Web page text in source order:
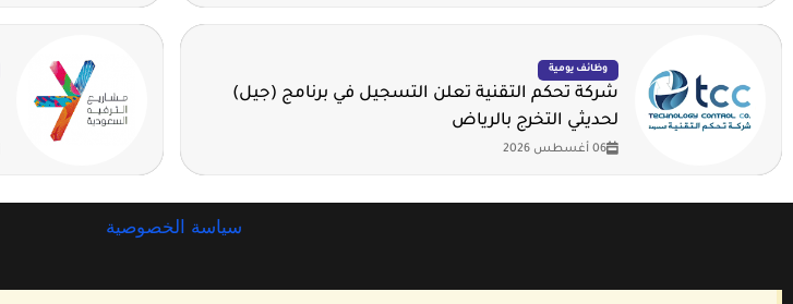
وظائف يومية
شركة تحكم التقنية تعلن التسجيل في برنامج (جيل)
لحديثي التخرج بالرياض
06 أغسطس 2026
سياسة الخصوصية